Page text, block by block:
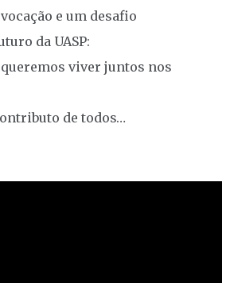
e um desafio
da UASP:
queremos viver juntos nos
de todos…